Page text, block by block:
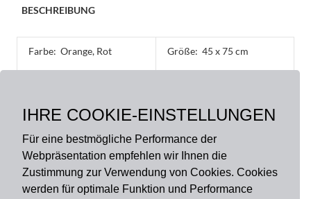
IHRE COOKIE-EINSTELLUNGEN
Für eine bestmögliche Performance der
Webpräsentation empfehlen wir Ihnen die
Zustimmung zur Verwendung von Cookies. Cookies
werden für optimale Funktion und Performance
gut
BESCHREIBUNG
Farbe: Orange, Rot Größe: 45 x 75 cm
Rückseite: PVC